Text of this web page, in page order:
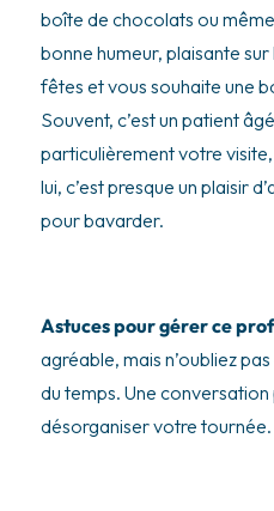
boîte de chocolats ou
bonne humeur, plaisante
fêtes et vous souhaite une
Souvent, c’est un patient
particulièrement votre visite,
lui, c’est presque un plaisir
pour bavarder.
Astuces pour gérer ce
agréable, mais n’oubliez
du temps. Une
désorganiser votre tournée.